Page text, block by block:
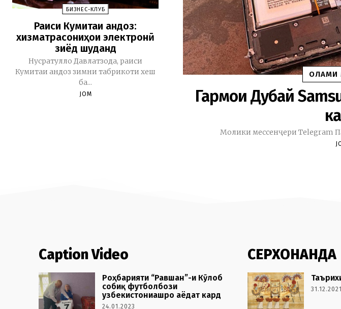
БИЗНЕС-КЛУБ
Раиси Кумитаи андоз:
хизматрасониҳои электронӣ
зиёд шуданд
Нусратулло Давлатзода, раиси
Кумитаи андоз зимни табрикоти хеш
ба...
JOM
ОЛАМИ
Гармои Дубай
Молики мессенҷери Telegram
Caption Video
Роҳбарияти “Равшан”-и Кӯлоб
собиқ футболбози
узбекистониашро аёдат кард
24.01.2023
СЕРХОНАНДА
31.12.2021